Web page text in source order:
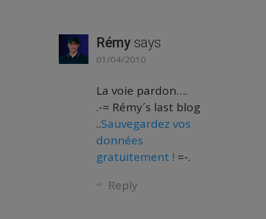
Rémy says
01/04/2010
La voie pardon….
.-= Rémy´s last blog
..Sauvegardez vos
données
gratuitement ! =-.
Reply